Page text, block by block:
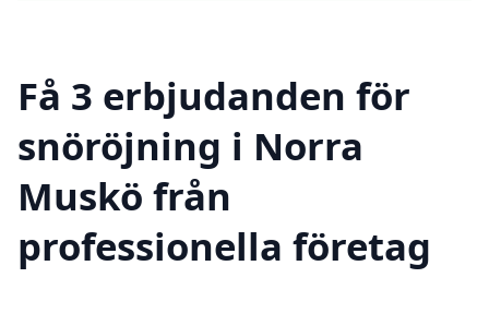
Få 3 erbjudanden för
snöröjning i Norra
Muskö från
professionella företag